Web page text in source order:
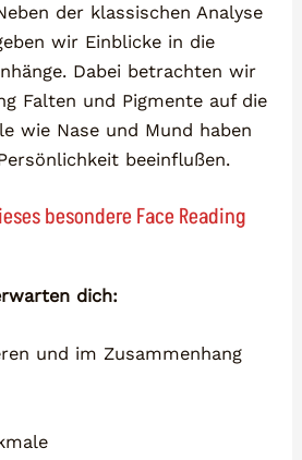
der klassischen Analyse
wir Einblicke in die
Dabei betrachten wir
Falten und Pigmente auf die
wie Nase und Mund haben
beeinflußen.
besondere Face Reading
dich:
und im Zusammenhang